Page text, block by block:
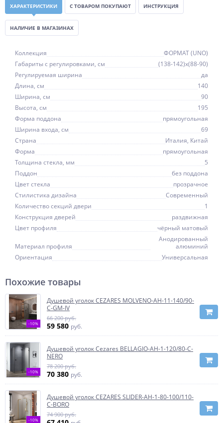
ХАРАКТЕРИСТИКИ С ТОВАРОМ ПОКУПАЮТ ИНСТРУКЦИЯ
НАЛИЧИЕ В МАГАЗИНАХ
Коллекция
ФОРМАТ (UNO)
Габариты с регулировками, см
(138-142)x(88-90)
Регулируемая ширина
да
Длина, см
140
Ширина, см
90
Высота, см
195
Форма поддона
прямоугольная
Ширина входа, см
69
Страна
Италия, Китай
Форма
прямоугольная
Толщина стекла, мм
5
Поддон
без поддона
Цвет стекла
прозрачное
Стилистика дизайна
Современный
Количество секций двери
1
Конструкция дверей
раздвижная
Цвет профиля
чёрный матовый
Материал профиля
Анодированный
алюминий
Ориентация
Универсальная
Похожие товары
-10%
Душевой уголок CEZARES MOLVENO-AH-11-140/90-
C-GM-IV
66 200 руб.
59 580 руб.
-10%
Душевой уголок Cezares BELLAGIO-AH-1-120/80-C-
NERO
78 200 руб.
70 380 руб.
-10%
Душевой уголок CEZARES SLIDER-AH-1-80-100/110-
C-BORO
74 900 руб.